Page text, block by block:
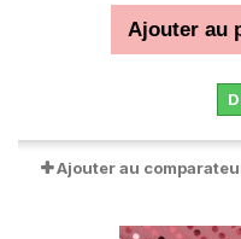
Ajouter au
Ajouter au